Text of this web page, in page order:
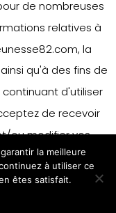
de nombreuses
relatives à
la
qu'à des fins de
d'utiliser
de recevoir
ou modifier vos
de vous référer
Accepter
la meilleure
à utiliser ce
êtes satisfait.